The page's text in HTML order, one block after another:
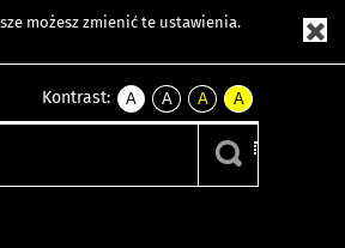
możesz zmienić te ustawienia.
Kontrast:
A
kontrast
A
kontrast
czarnym
A
kontrast
żółty
tekst
czarnym
A
kontrast
czarny
tekst
żółtym